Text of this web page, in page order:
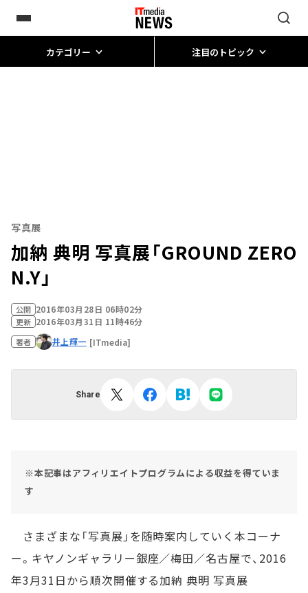
カテゴリー 注目のトピック
写真展
加納 典明 写真展「GROUND ZERO
N.Y」
公開 2016年03月28日 06時02分
更新 2016年03月31日 11時46分
著者 井上輝一 [ITmedia]
Share
※本記事はアフィリエイトプログラムによる収益を得ていま
す
さまざまな「写真展」を随時案内していく本コーナ
ー。キヤノンギャラリー銀座／梅田／名古屋で、2016
年3月31日から順次開催する加納 典明 写真展